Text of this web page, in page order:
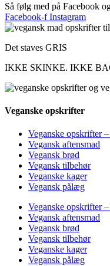
Så følg med på Facebook
Facebook-f Instagram
Det staves GRIS
IKKE SKINKE. IKKE
Veganske opskrifter
Veganske opskrifter
Vegansk aftensmad
Vegansk brød
Vegansk tilbehør
Veganske kager
Vegansk pålæg
Veganske opskrifter
Vegansk aftensmad
Vegansk brød
Vegansk tilbehør
Veganske kager
Vegansk pålæg